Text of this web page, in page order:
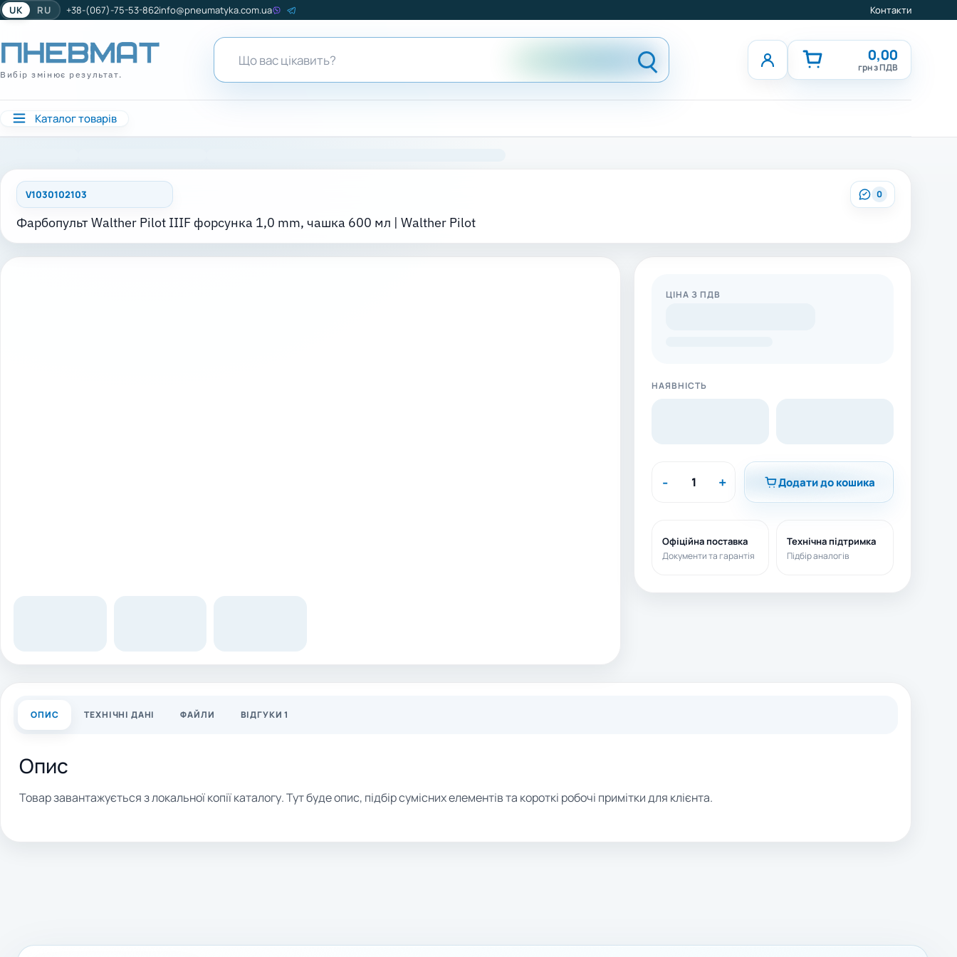
UK RU +38-(067)-75-53-862info@pneumatyka.com.ua Контакти
Вибір змінює результат.
0,00
грн з ПДВ
Каталог товарів
0
V1030102103
Фарбопульт Walther Pilot IIIF форсунка 1,0 mm, чашка 600 мл | Walther Pilot
ЦІНА З ПДВ
НАЯВНІСТЬ
- + Додати до кошика
Офіційна поставка
Документи та гарантія
Технічна підтримка
Підбір аналогів
ОПИС ТЕХНІЧНІ ДАНІ ФАЙЛИ ВІДГУКИ 1
Опис
Товар завантажується з локальної копії каталогу. Тут буде опис, підбір сумісних елементів та короткі робочі примітки для клієнта.